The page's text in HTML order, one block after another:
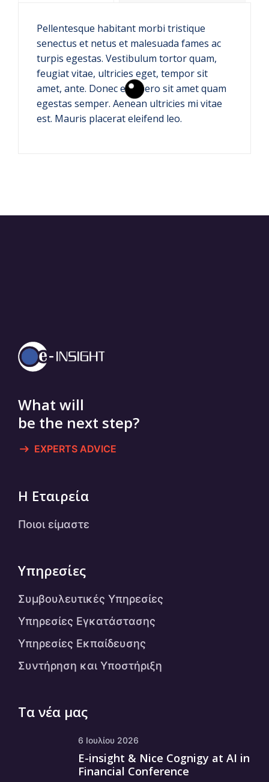
Pellentesque habitant morbi tristique
senectus et netus et malesuada fames ac
turpis egestas. Vestibulum tortor quam,
feugiat vitae, ultricies eget, tempor sit
amet, ante. Donec eu libero sit amet quam
egestas semper. Aenean ultricies mi vitae
est. Mauris placerat eleifend leo.
What will
be the next step?
EXPERTS ADVICE
Η Εταιρεία
Ποιοι είμαστε
Υπηρεσίες
Συμβουλευτικές Υπηρεσίες
Υπηρεσίες Εγκατάστασης
Υπηρεσίες Εκπαίδευσης
Συντήρηση και Υποστήριξη
Τα νέα μας
6 Ιουλίου 2026
E-insight & Nice Cognigy at AI in
Financial Conference